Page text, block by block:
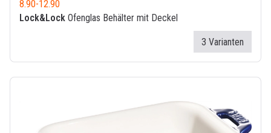
8.90-12.90
Lock&Lock Ofenglas Behälter mit Deckel
3 Varianten